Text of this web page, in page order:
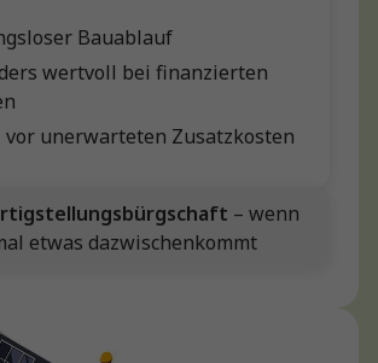
Bauablauf
wertvoll bei finanzierten
vor unerwarteten Zusatzkosten
– wenn
etwas dazwischenkommt